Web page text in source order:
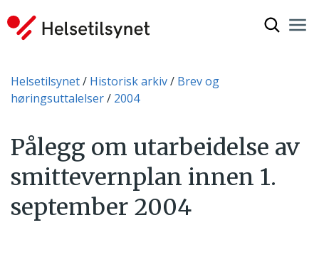
Du er her:
Helsetilsynet Historisk arkiv
Brev og
høringsuttalelser
2004
Pålegg om utarbeidelse av
smittevernplan innen 1.
september 2004